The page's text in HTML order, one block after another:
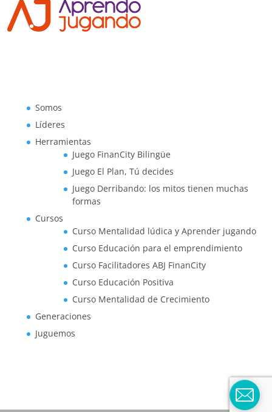
Somos
Líderes
Herramientas
Juego FinanCity Bilingüe
Juego El Plan, Tú decides
Juego Derribando: los mitos tienen muchas
formas
Cursos
Curso Mentalidad lúdica y Aprender jugando
Curso Educación para el emprendimiento
Curso Facilitadores ABJ FinanCity
Curso Educación Positiva
Curso Mentalidad de Crecimiento
Generaciones
Juguemos